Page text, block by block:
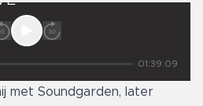
01:39:09
met Soundgarden, later